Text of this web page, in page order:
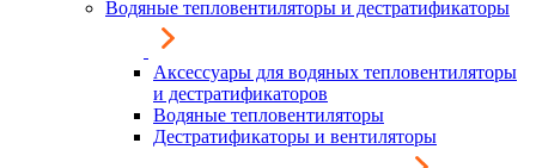
Водяные тепловентиляторы и дестратификаторы
Аксессуары для водяных тепловентиляторы
и дестратификаторов
Водяные тепловентиляторы
Дестратификаторы и вентиляторы